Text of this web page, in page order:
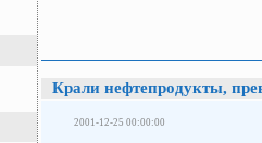
Крали нефтепродукты,
2001-12-25 00:00:00